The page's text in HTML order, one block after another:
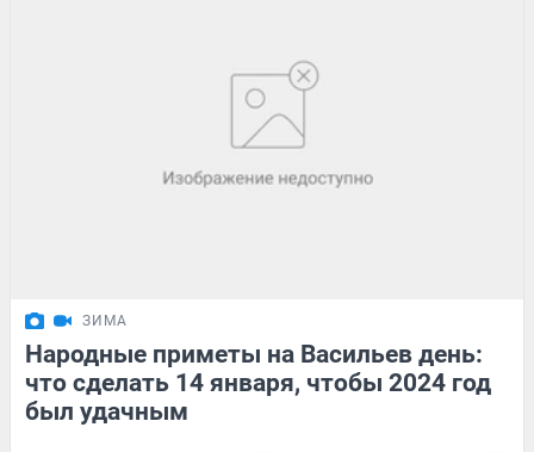
ЗИМА
Народные приметы на Васильев день:
что сделать 14 января, чтобы 2024 год
был удачным